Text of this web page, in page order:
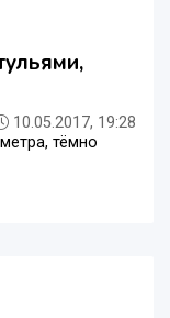
10.05.2017, 19:28
тёмно